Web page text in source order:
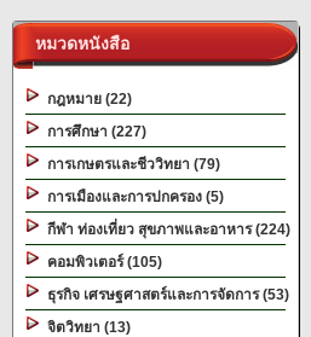
หมวดหนังสือ
กฎหมาย (22)
การศึกษา (227)
การเกษตรและชีววิทยา (79)
การเมืองและการปกครอง (5)
กีฬา ท่องเที่ยว สุขภาพและอาหาร (224)
คอมพิวเตอร์ (105)
ธุรกิจ เศรษฐศาสตร์และการจัดการ (53)
จิตวิทยา (13)